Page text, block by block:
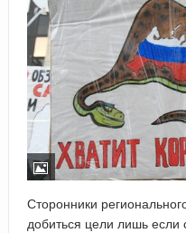
Сторонники
добиться цели лишь если